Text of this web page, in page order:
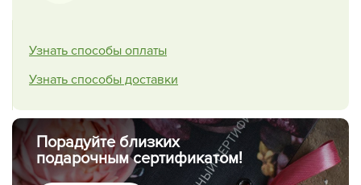
Узнать способы оплаты
Узнать способы доставки
Порадуйте близких
подарочным сертификатом!